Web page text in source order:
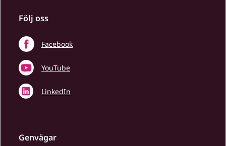
Följ oss
Facebook
YouTube
LinkedIn
Genvägar